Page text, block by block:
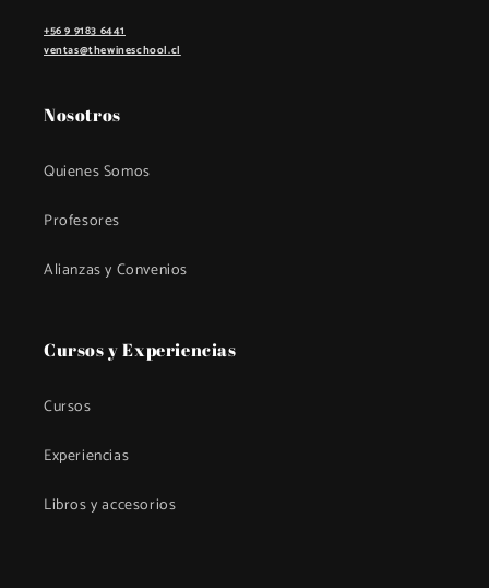
+56 9 9183 6441
ventas@thewineschool.cl
Nosotros
Quienes Somos
Profesores
Alianzas y Convenios
Cursos y Experiencias
Cursos
Experiencias
Libros y accesorios